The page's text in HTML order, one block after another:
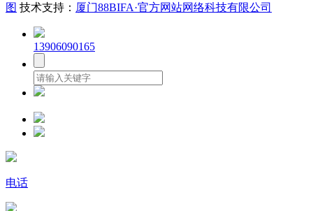
图 技术支持： 厦门88BIFA·官方网站网络科技有限公司
13906090165
电话